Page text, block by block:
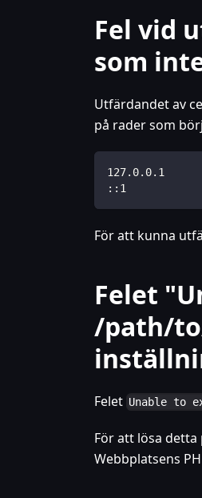
Fel vid
som
Utfärdandet av
på rader som
127.0.0.1
::1
För att kunna
Felet
/path/
Felet Unable to
För att lösa
Webbplatsens